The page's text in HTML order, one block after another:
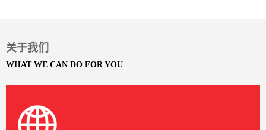
关于我们
WHAT WE CAN DO FOR YOU